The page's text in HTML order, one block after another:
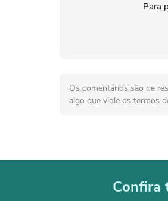
Para
Os comentários são de
algo que viole os termos
Confira